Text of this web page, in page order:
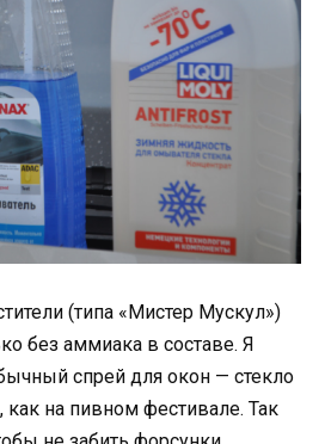
(типа «Мистер Мускул»)
без аммиака в составе. Я
спрей для окон — стекло
на пивном фестивале. Так